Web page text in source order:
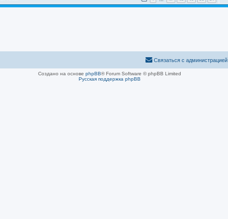
Связаться с администрацией
Создано на основе phpBB® Forum Software © phpBB Limited
Русская поддержка phpBB